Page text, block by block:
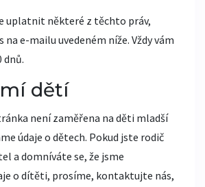
uplatnit některé z těchto práv,
e-mailu uvedeném níže. Vždy vám
dnů.
dětí
není zaměřena na děti mladší
údaje o dětech. Pokud jste rodič
a domníváte se, že jsme
o dítěti, prosíme, kontaktujte nás,